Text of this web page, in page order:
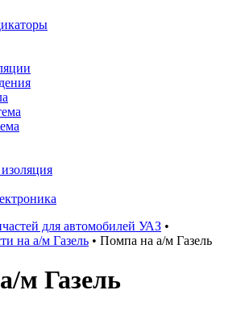
для автомобилей УАЗ •
на а/м Газель • Помпа на а/м Газель
м Газель